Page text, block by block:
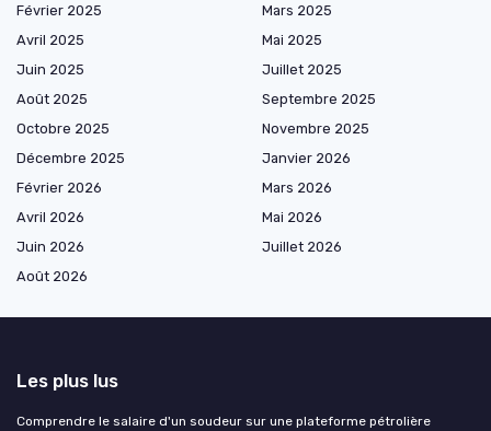
Février 2025
Mars 2025
Avril 2025
Mai 2025
Juin 2025
Juillet 2025
Août 2025
Septembre 2025
Octobre 2025
Novembre 2025
Décembre 2025
Janvier 2026
Février 2026
Mars 2026
Avril 2026
Mai 2026
Juin 2026
Juillet 2026
Août 2026
Les plus lus
Comprendre le salaire d'un soudeur sur une plateforme pétrolière